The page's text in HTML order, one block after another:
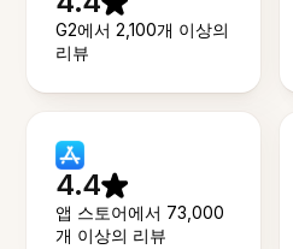
G2에서 2,100개 이상의
리뷰
4.4
앱 스토어에서 73,000
개 이상의 리뷰